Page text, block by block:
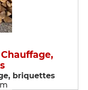
briquettes